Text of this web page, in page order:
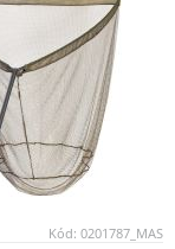
Kód: 0201787_MAS